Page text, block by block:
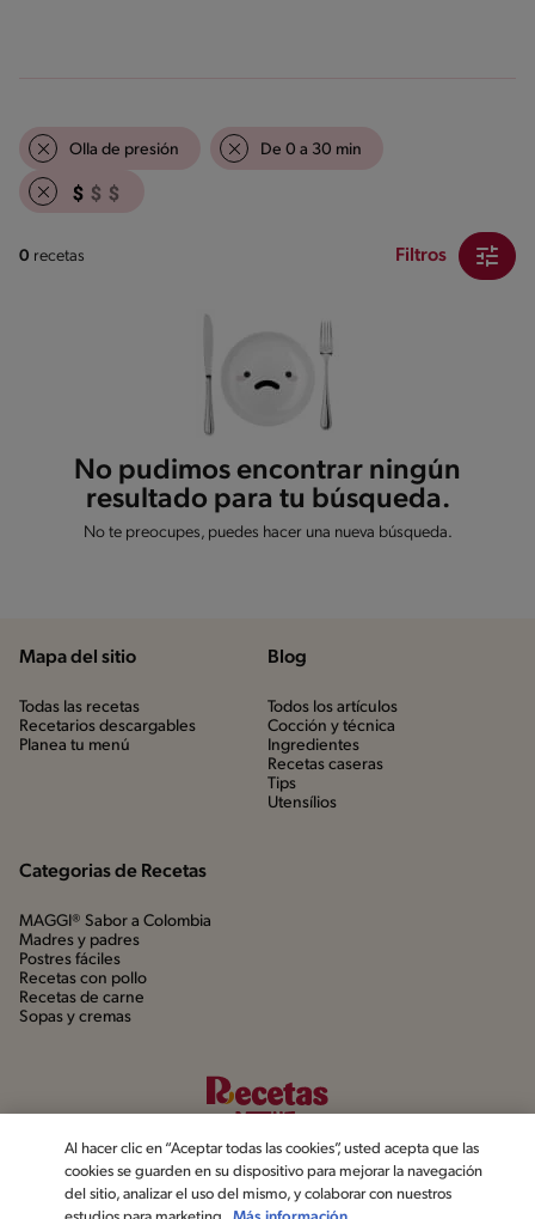
Olla de presión De 0 a 30 min
0 recetas Filtros
No pudimos encontrar ningún
resultado para tu búsqueda.
No te preocupes, puedes hacer una nueva búsqueda.
Mapa del sitio
Todas las recetas
Recetarios descargables
Planea tu menú
Blog
Todos los artículos
Cocción y técnica
Ingredientes
Recetas caseras
Tips
Utensílios
Categorias de Recetas
MAGGI® Sabor a Colombia
Madres y padres
Postres fáciles
Recetas con pollo
Recetas de carne
Sopas y cremas
Al hacer clic en “Aceptar todas las cookies”, usted acepta que las
cookies se guarden en su dispositivo para mejorar la navegación
del sitio, analizar el uso del mismo, y colaborar con nuestros